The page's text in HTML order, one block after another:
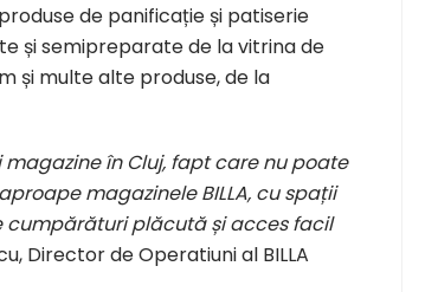
de panificație și patiserie
și semipreparate de la vitrina de
și multe alte produse, de la
în Cluj, fapt care nu poate
magazinele BILLA, cu spații
cumpărături plăcută și acces facil
Director de Operatiuni al BILLA